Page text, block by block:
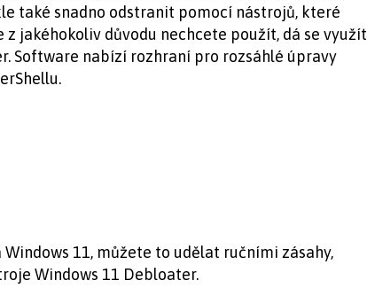
také snadno odstranit pomocí nástrojů, které
z jakéhokoliv důvodu nechcete použít, dá se využít
Software nabízí rozhraní pro rozsáhlé úpravy
11, můžete to udělat ručními zásahy,
Windows 11 Debloater.